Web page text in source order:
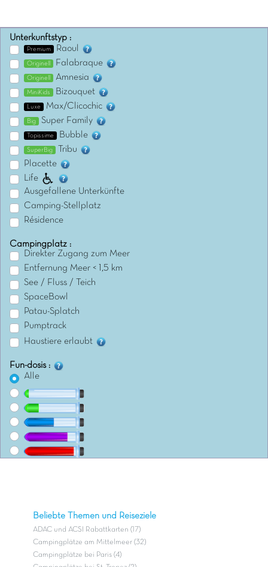
Unterkunftstyp :
Premium Raoul
Originell Falabraque
Originell Amnesia
MiniKids Bizouquet
Luxe Max/Clicochic
Big Super Family
Topissime Bubble
SuperBig
Tribu
Placette
Life
Ausgefallene Unterkünfte
Camping-Stellplatz
Résidence
Campingplatz :
Direkter Zugang zum Meer
Entfernung Meer < 1,5 km
See / Fluss / Teich
SpaceBowl
Patau-Splatch
Pumptrack
Haustiere erlaubt
Fun-dosis :
Alle
Beliebte Themen und Reiseziele
ADAC und ACSI Rabattkarten (17)
Campingplätze am Mittelmeer (32)
Campingplätze bei Paris (4)